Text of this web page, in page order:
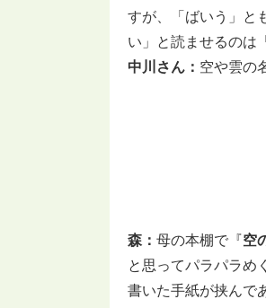
すが、「ばいう」と
い」と読ませるのは
中川さん： 空や雲の
森： 母の本棚で『空
と思ってパラパラめ
書いた手紙が挟んで